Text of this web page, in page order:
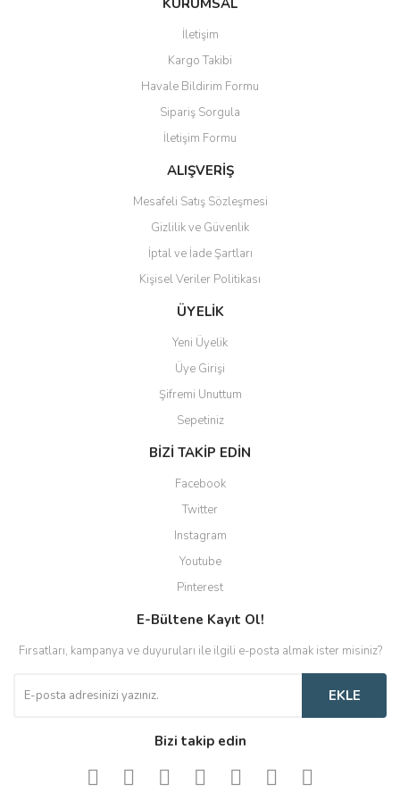
Yorum Yaz
Ürün resmi kalitesiz, bozuk veya görüntülenemiyor.
Ürün açıklamasında eksik bilgiler bulunuyor.
Ürün bilgilerinde hatalar bulunuyor.
Ürün fiyatı diğer sitelerden daha pahalı.
Bu ürüne benzer farklı alternatifler olmalı.
Gönder
KURUMSAL
İletişim
Kargo Takibi
Havale Bildirim Formu
Sipariş Sorgula
İletişim Formu
ALIŞVERİŞ
Mesafeli Satış Sözleşmesi
Gizlilik ve Güvenlik
İptal ve İade Şartları
Kişisel Veriler Politikası
ÜYELİK
Yeni Üyelik
Üye Girişi
Şifremi Unuttum
Sepetiniz
BİZİ TAKİP EDİN
Facebook
Twitter
Instagram
Youtube
Pinterest
E-Bültene Kayıt Ol!
Fırsatları, kampanya ve duyuruları ile ilgili e-posta almak ister misiniz?
EKLE
Bizi takip edin